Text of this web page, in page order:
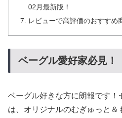
02月最新版！
レビューで高評価のおすすめ
ベーグル愛好家必見！
ベーグル好きな方に朗報です！
は、オリジナルのむぎゅっと